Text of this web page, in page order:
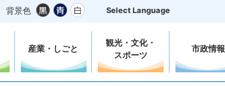
背景色 Select Language
産業・しごと
観光・文化・
スポーツ
市政情報